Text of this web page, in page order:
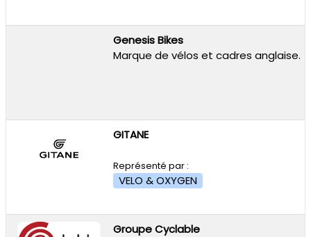
Genesis Bikes
Marque de vélos et cadres anglaise.
GITANE
Représenté par :
VELO & OXYGEN
Groupe Cyclable